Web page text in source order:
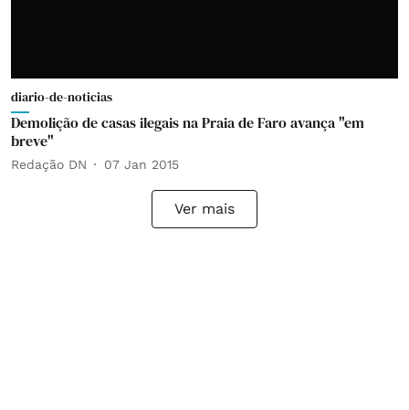
diario-de-noticias
Demolição de casas ilegais na Praia de Faro avança "em
breve"
Redação DN 07 Jan 2015
Ver mais